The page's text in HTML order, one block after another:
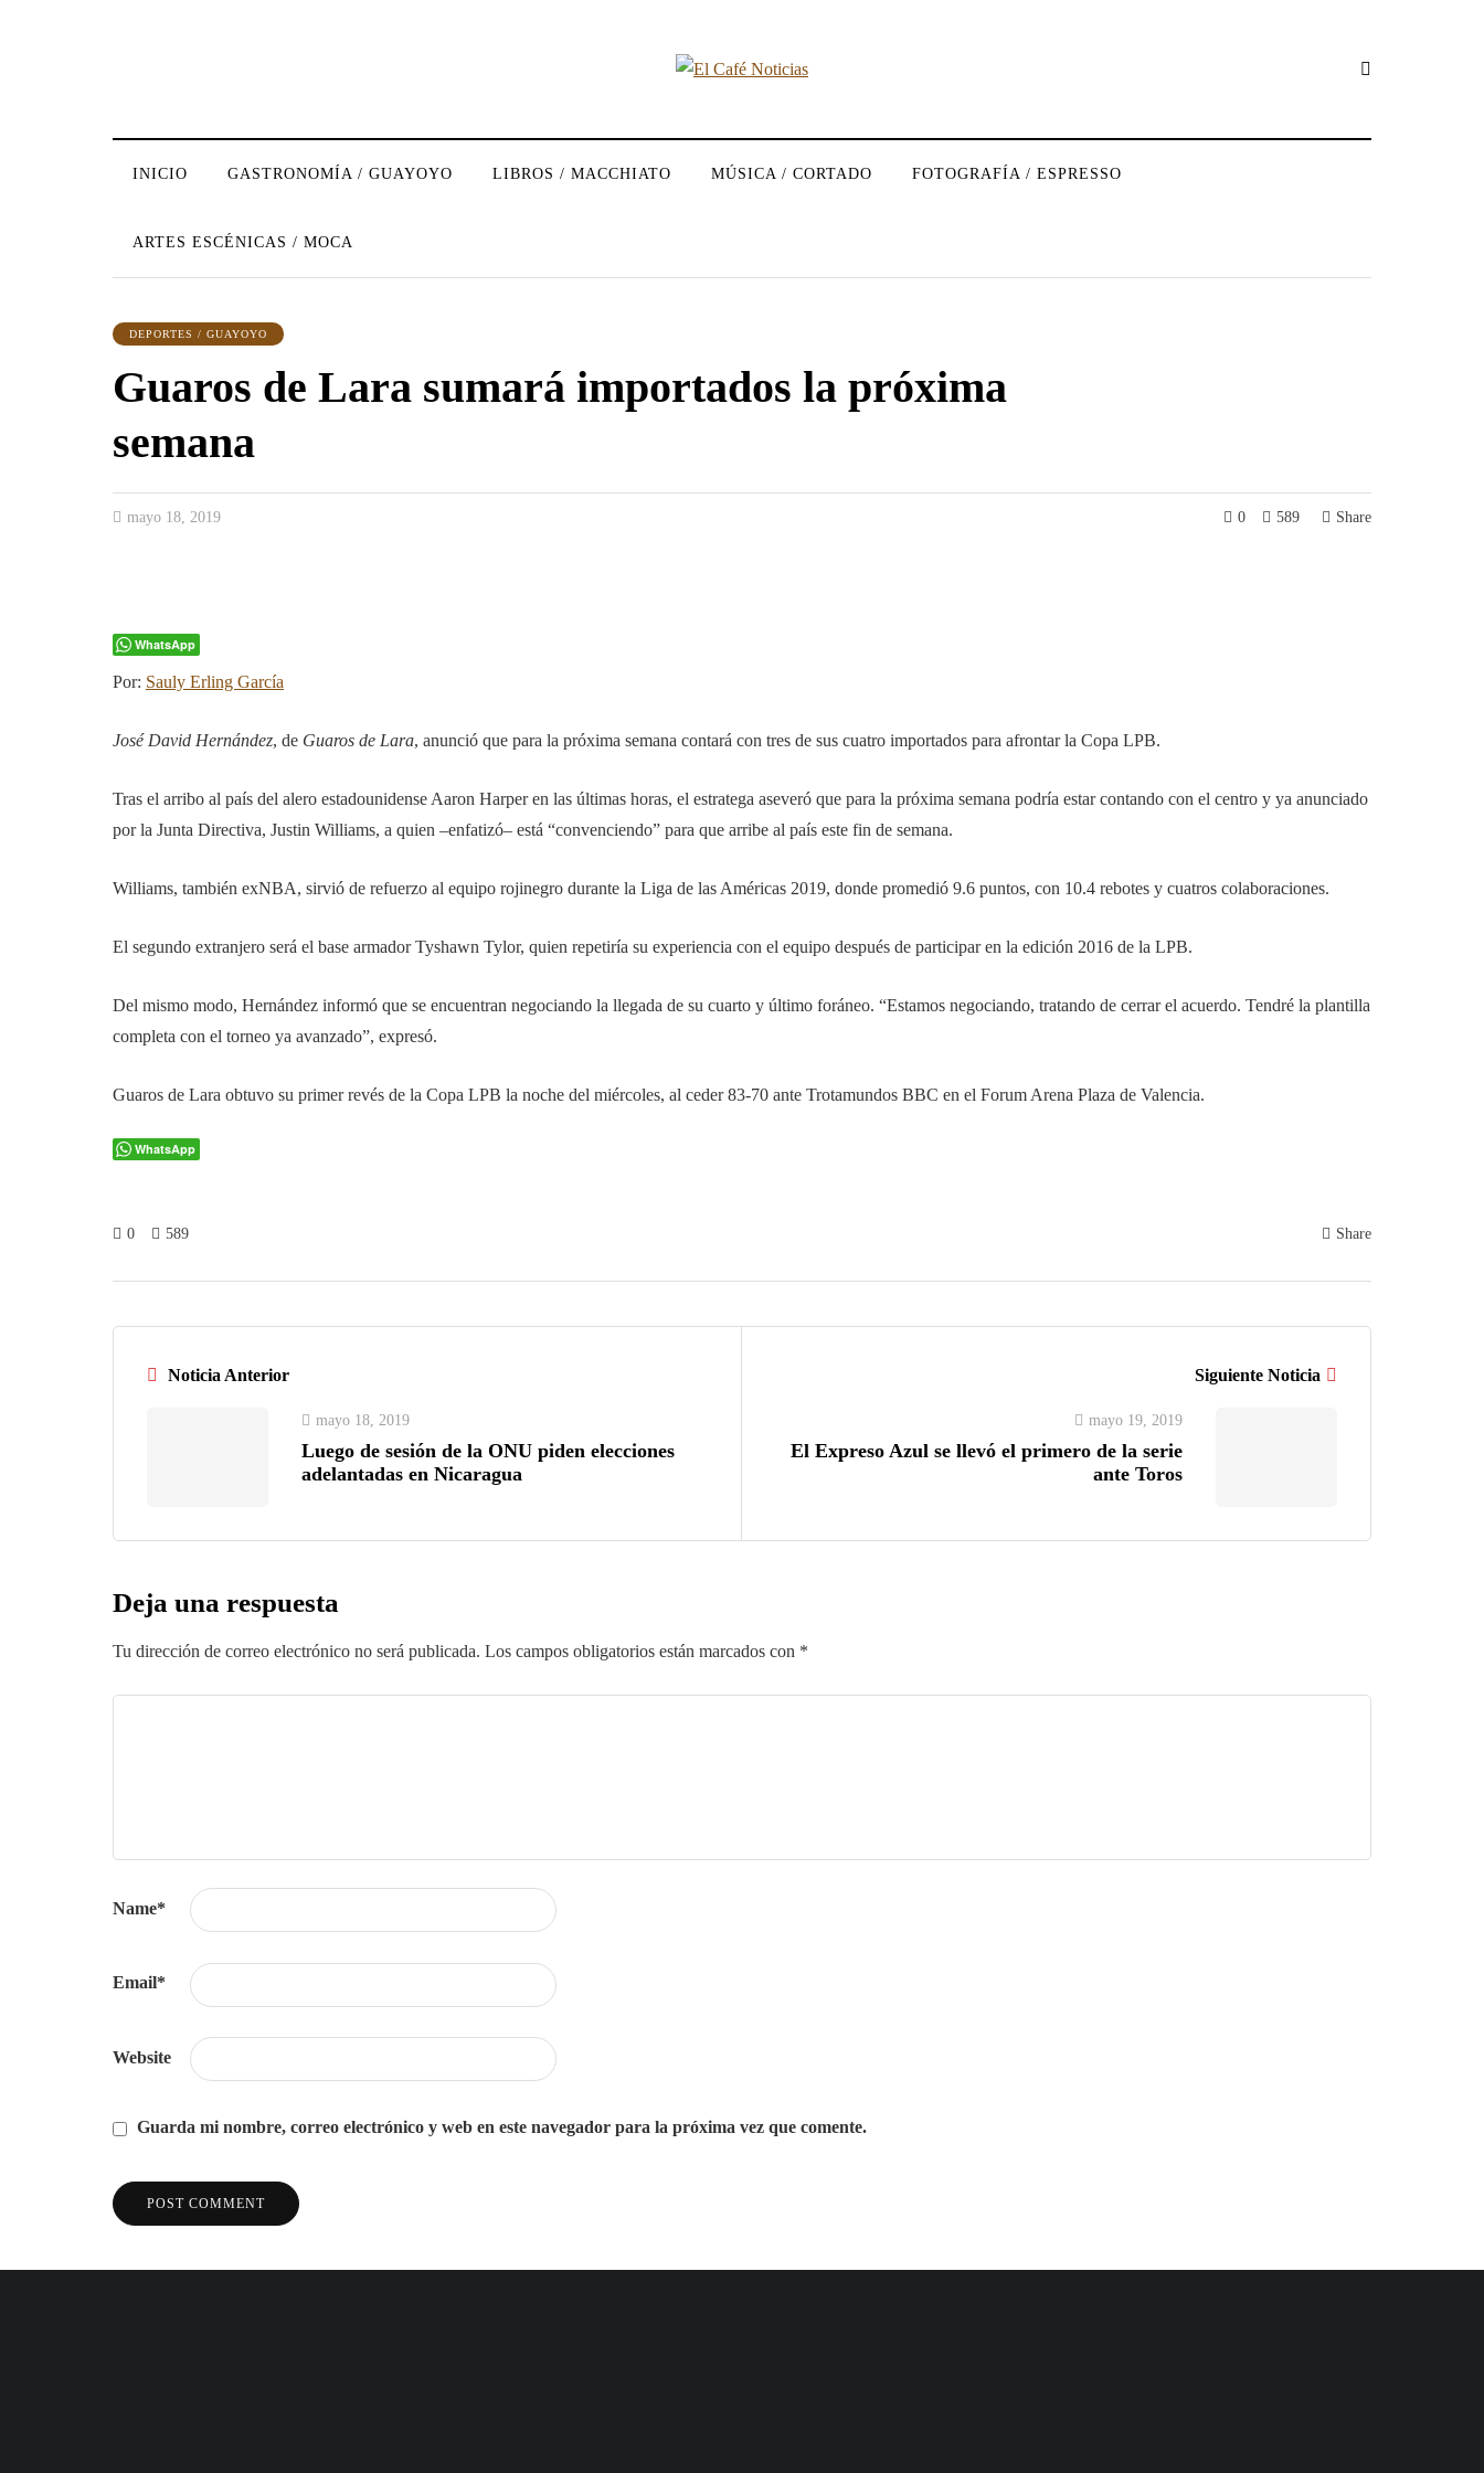
INICIO GASTRONOMÍA / GUAYOYO LIBROS / MACCHIATO MÚSICA / CORTADO FOTOGRAFÍA / ESPRESSO
ARTES ESCÉNICAS / MOCA
DEPORTES / GUAYOYO
Guaros de Lara sumará importados la próxima
semana
mayo 18, 2019 0 589 Share
WhatsApp
Por: Sauly Erling García
José David Hernández, de Guaros de Lara, anunció que para la próxima semana contará con tres de sus cuatro importados para afrontar la Copa LPB.
Tras el arribo al país del alero estadounidense Aaron Harper en las últimas horas, el estratega aseveró que para la próxima semana podría estar contando con el centro y ya anunciado
por la Junta Directiva, Justin Williams, a quien –enfatizó– está “convenciendo” para que arribe al país este fin de semana.
Williams, también exNBA, sirvió de refuerzo al equipo rojinegro durante la Liga de las Américas 2019, donde promedió 9.6 puntos, con 10.4 rebotes y cuatros colaboraciones.
El segundo extranjero será el base armador Tyshawn Tylor, quien repetiría su experiencia con el equipo después de participar en la edición 2016 de la LPB.
Del mismo modo, Hernández informó que se encuentran negociando la llegada de su cuarto y último foráneo. “Estamos negociando, tratando de cerrar el acuerdo. Tendré la plantilla
completa con el torneo ya avanzado”, expresó.
Guaros de Lara obtuvo su primer revés de la Copa LPB la noche del miércoles, al ceder 83-70 ante Trotamundos BBC en el Forum Arena Plaza de Valencia.
WhatsApp
0 589 Share
Noticia Anterior
mayo 18, 2019
Luego de sesión de la ONU piden elecciones
adelantadas en Nicaragua
Siguiente Noticia
mayo 19, 2019
El Expreso Azul se llevó el primero de la serie
ante Toros
Deja una respuesta
Tu dirección de correo electrónico no será publicada. Los campos obligatorios están marcados con *
Name*
Email*
Website
Guarda mi nombre, correo electrónico y web en este navegador para la próxima vez que comente.